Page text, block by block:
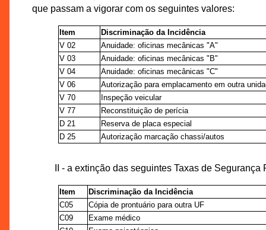
que passam a vigorar com os seguintes valores:
Item
Discriminação da Incidência
V 02
Anuidade: oficinas mecânicas "A"
V 03
Anuidade: oficinas mecânicas "B"
V 04
Anuidade: oficinas mecânicas "C"
V 06
Autorização para emplacamento em outra
V 70
Inspeção veicular
V 77
Reconstituição de perícia
D 21
Reserva de placa especial
D 25
Autorização marcação chassi/autos
II - a extinção das seguintes Taxas de
Item
Discriminação da Incidência
C05
Cópia de prontuário para outra UF
C09
Exame médico